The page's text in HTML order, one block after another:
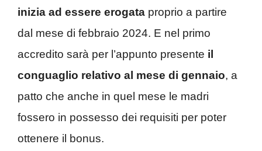
inizia ad essere erogata proprio a partire
dal mese di febbraio 2024. E nel primo
accredito sarà per l’appunto presente il
conguaglio relativo al mese di gennaio, a
patto che anche in quel mese le madri
fossero in possesso dei requisiti per poter
ottenere il bonus.